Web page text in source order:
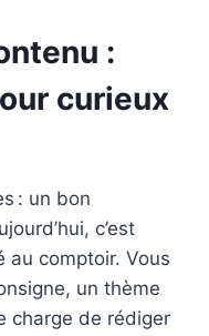
:
curieux
: un bon
c’est
au comptoir. Vous
un thème
charge de rédiger